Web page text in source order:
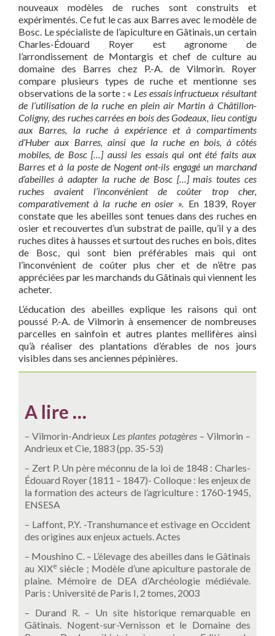
nouveaux modèles de ruches sont construits et
expérimentés. Ce fut le cas aux Barres avec le modèle de
Bosc. Le spécialiste de l’apiculture en Gâtinais, un certain
Charles-Édouard Royer est agronome de
l’arrondissement de Montargis et chef de culture au
domaine des Barres chez P.-A. de Vilmorin. Royer
compare plusieurs types de ruche et mentionne ses
observations de la sorte : « Les essais infructueux résultant
de l’utilisation de la ruche en plein air Martin à Châtillon-
Coligny, des ruches carrées en bois des Godeaux, lieu contigu
aux Barres, la ruche à expérience et à compartiments
d’Huber aux Barres, ainsi que la ruche en bois, à côtés
mobiles, de Bosc […] aussi les essais qui ont été faits aux
Barres et à la poste de Nogent ont-ils engagé un marchand
d’abeilles à adapter la ruche de Bosc […] mais toutes ces
ruches avaient l’inconvénient de coûter trop cher,
comparativement à la ruche en osier ». En 1839, Royer
constate que les abeilles sont tenues dans des ruches en
osier et recouvertes d’un substrat de paille, qu’il y a des
ruches dites à hausses et surtout des ruches en bois, dites
de Bosc, qui sont bien préférables mais qui ont
l’inconvénient de coûter plus cher et de n’être pas
appréciées par les marchands du Gâtinais qui viennent les
acheter.
L’éducation des abeilles explique les raisons qui ont
poussé P.-A. de Vilmorin à ensemencer de nombreuses
parcelles en sainfoin et autres plantes mellifères ainsi
qu’à réaliser des plantations d’érables de nos jours
visibles dans ses anciennes pépinières.
A lire …
– Vilmorin-Andrieux Les plantes potagères– Vilmorin –
Andrieux et Cie, 1883 (pp. 35-53)
– Zert P. Un père méconnu de la loi de 1848 : Charles-
Édouard Royer (1811 – 1847)- Colloque : les enjeux de
la formation des acteurs de l’agriculture : 1760-1945,
ENSESA
– Laffont, P.Y. -Transhumance et estivage en Occident
des origines aux enjeux actuels. Actes
– Moushino C. – L’élevage des abeilles dans le Gâtinais
au XIXesiècle ; Modèle d’une apiculture pastorale de
plaine. Mémoire de DEA d’Archéologie médiévale.
Paris : Université de Paris I, 2 tomes, 2003
– Durand R. – Un site historique remarquable en
Gâtinais. Nogent-sur-Vernisson et le Domaine des